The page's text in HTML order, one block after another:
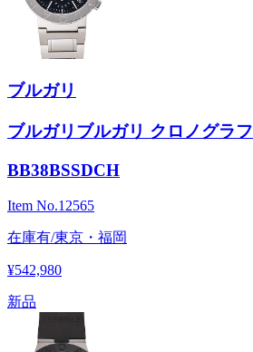
ブルガリ
ブルガリブルガリ クロノグラフ
BB38BSSDCH
Item No.12565
在庫有/東京・福岡
¥542,980
新品